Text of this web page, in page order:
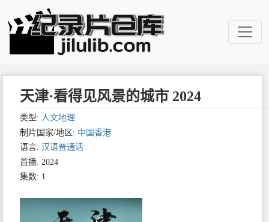
天津·看得见风景的城市 2024
类型: 人文地理
制片国家/地区: 中国香港
语言: 汉语普通话
首播: 2024
集数: 1